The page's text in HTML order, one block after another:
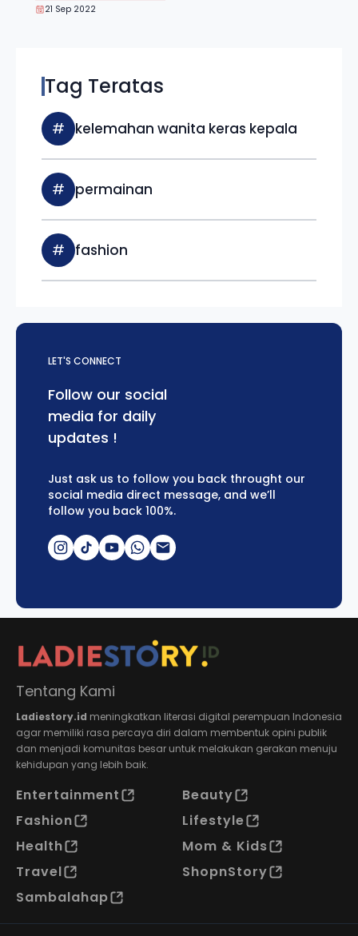
21 Sep 2022
Tag Teratas
# kelemahan wanita keras kepala
# permainan
# fashion
LET'S CONNECT
Follow our social
media for daily
updates !
Just ask us to follow you back throught our
social media direct message, and we’ll
follow you back 100%.
Tentang Kami
Ladiestory.id meningkatkan literasi digital perempuan Indonesia
agar memiliki rasa percaya diri dalam membentuk opini publik
dan menjadi komunitas besar untuk melakukan gerakan menuju
kehidupan yang lebih baik.
Entertainment
Beauty
Fashion
Lifestyle
Health
Mom & Kids
Travel
ShopnStory
Sambalahap